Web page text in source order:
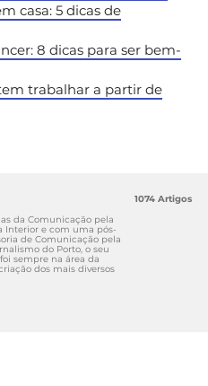
casa: 5 dicas de
8 dicas para ser bem-
trabalhar a partir de
da Comunicação pela
Interior e com uma pós-
de Comunicação pela
do Porto, o seu
sempre na área da
dos mais diversos
1074 Artigos